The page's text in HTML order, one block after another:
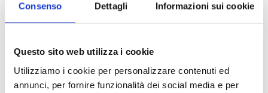
Consenso Dettagli Informazioni sui cookie
Questo sito web utilizza i cookie
Utilizziamo i cookie per personalizzare contenuti ed
annunci, per fornire funzionalità dei social media e per
IL MENSILE ASSINEWS LUGLIO-
AGOSTO 2026